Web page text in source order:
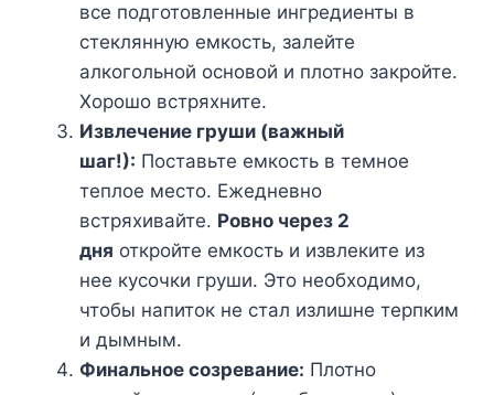
все подготовленные ингредиенты в
стеклянную емкость, залейте
алкогольной основой и плотно закройте.
Хорошо встряхните.
Извлечение груши (важный
шаг!): Поставьте емкость в темное
теплое место. Ежедневно
встряхивайте. Ровно через 2
дня откройте емкость и извлеките из
нее кусочки груши. Это необходимо,
чтобы напиток не стал излишне терпким
и дымным.
Финальное созревание: Плотно